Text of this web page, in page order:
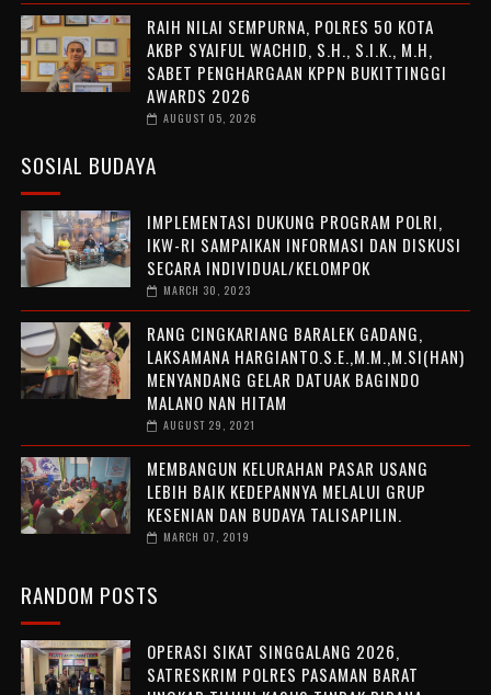
RAIH NILAI SEMPURNA, POLRES 50 KOTA
AKBP SYAIFUL WACHID, S.H., S.I.K., M.H,
SABET PENGHARGAAN KPPN BUKITTINGGI
AWARDS 2026
AUGUST 05, 2026
SOSIAL BUDAYA
IMPLEMENTASI DUKUNG PROGRAM POLRI,
IKW-RI SAMPAIKAN INFORMASI DAN DISKUSI
SECARA INDIVIDUAL/KELOMPOK
MARCH 30, 2023
RANG CINGKARIANG BARALEK GADANG,
LAKSAMANA HARGIANTO.S.E.,M.M.,M.SI(HAN)
MENYANDANG GELAR DATUAK BAGINDO
MALANO NAN HITAM
AUGUST 29, 2021
MEMBANGUN KELURAHAN PASAR USANG
LEBIH BAIK KEDEPANNYA MELALUI GRUP
KESENIAN DAN BUDAYA TALISAPILIN.
MARCH 07, 2019
RANDOM POSTS
OPERASI SIKAT SINGGALANG 2026,
SATRESKRIM POLRES PASAMAN BARAT